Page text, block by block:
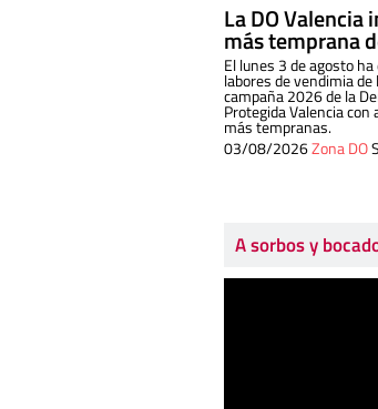
La DO
más temprana
El lunes 3 de agosto
labores de vendimia
campaña 2026 de la
Protegida Valencia con
más tempranas.
03/08/2026Zona DO
A sorbos y